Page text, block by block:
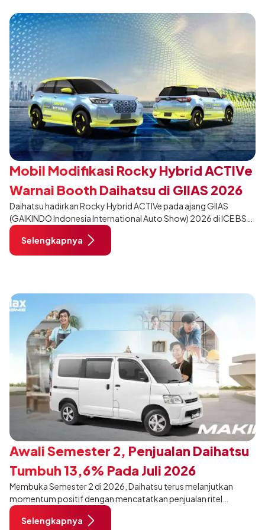
menjadi ciri khas Terios.
Mobil Modifikasi Rocky Hybrid ACTIVe
Warnai Booth Daihatsu di GIIAS 2026
Daihatsu hadirkan Rocky Hybrid ACTIVe pada ajang GIIAS
(GAIKINDO Indonesia International Auto Show) 2026 di ICE BSD
City, Tangerang. Terdapat 2 unit Rocky Hybrid yang
dimodifikasi untuk menghadirkan sarana inspirasi bagi
pengunjung mendukung gaya hidup yang aktif.
Selengkapnya
Awali Semester 2, Penjualan Daihatsu
Tumbuh 13,6% Pada Juli 2026
Membuka Semester 2 di 2026, Daihatsu terus melanjutkan
momentum positif dengan mencatatkan penjualan ritel
sebanyak 12.750 unit pada Juli 2026. Capaian tersebut tumbuh
13,6% dibandingkan periode yang sama tahun lalu sebanyak
Selengkapnya